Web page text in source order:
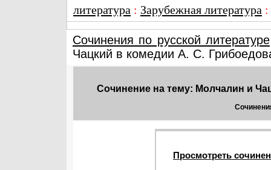
литература : Зарубежная литература
Сочинения по русской литературе
Чацкий в комедии А. С.
Сочинение на тему: Молчалин и
Просмотреть